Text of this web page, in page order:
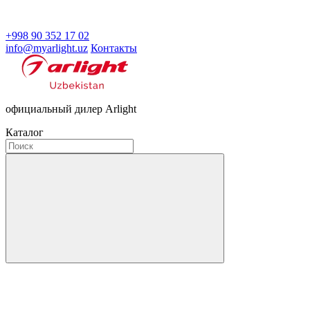
+998 90 352 17 02
info@myarlight.uz Контакты
официальный дилер Arlight
Каталог